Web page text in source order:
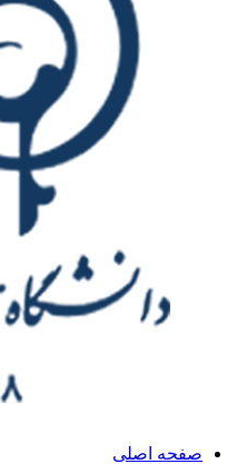
صفحه اصلی